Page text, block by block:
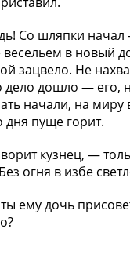
Со шляпки
в новый
зацвело. Не
дело дошло — его,
начали, на миру
дня пуще горит.
кузнец, —
огня в избе
ему дочь